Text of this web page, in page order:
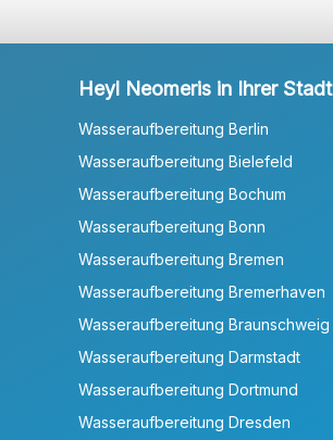
Heyl Neomeris in Ihrer Stadt
Wasseraufbereitung Berlin
Wasseraufbereitung Bielefeld
Wasseraufbereitung Bochum
Wasseraufbereitung Bonn
Wasseraufbereitung Bremen
Wasseraufbereitung Bremerhaven
Wasseraufbereitung Braunschweig
Wasseraufbereitung Darmstadt
Wasseraufbereitung Dortmund
Wasseraufbereitung Dresden